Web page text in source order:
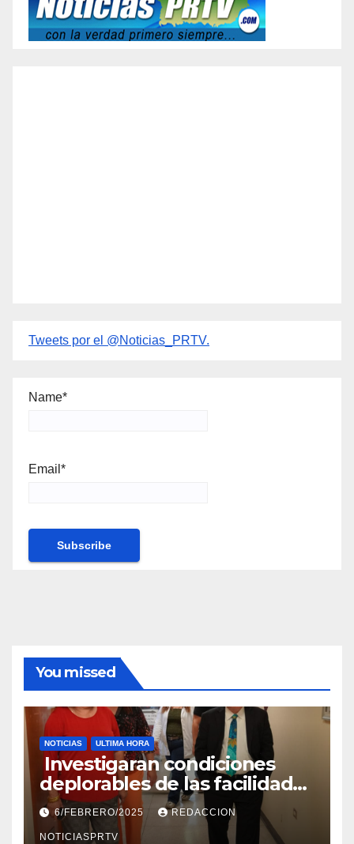
Tweets por el @Noticias_PRTV.
Name*
Email*
You missed
NOTICIAS ULTIMA HORA
Investigaran condiciones
deplorables de las facilidades
el Departamento de la Salud
en Mayagüez
6/FEBRERO/2025 REDACCION
NOTICIASPRTV